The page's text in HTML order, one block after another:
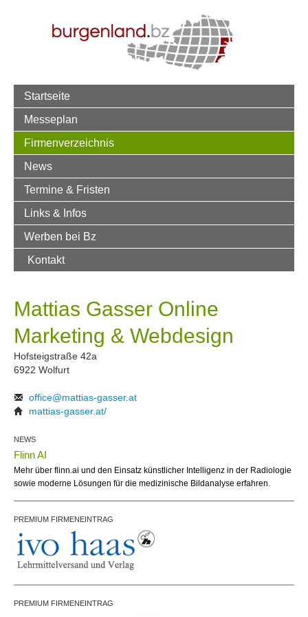
Startseite
Messeplan
Firmenverzeichnis
News
Termine & Fristen
Links & Infos
Werben bei Bz
Kontakt
Mattias Gasser Online
Marketing & Webdesign
Hofsteigstraße 42a
6922 Wolfurt
office@mattias-gasser.at
mattias-gasser.at/
NEWS
Flinn AI
Mehr über flinn.ai und den Einsatz künstlicher Intelligenz in der Radiologie
sowie moderne Lösungen für die medizinische Bildanalyse erfahren.
PREMIUM FIRMENEINTRAG
PREMIUM FIRMENEINTRAG